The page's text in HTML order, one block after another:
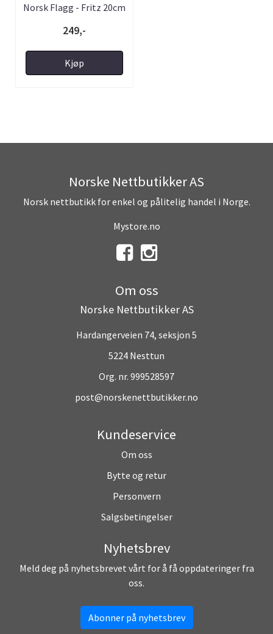
Norsk Flagg - Fritz 20cm
249,-
Kjøp
Norske Nettbutikker AS
Norsk nettbutikk for enkel og pålitelig handel i Norge.
Mystore.no
Om oss
Norske Nettbutikker AS
Hardangerveien 74, seksjon 5
5224 Nesttun
Org. nr. 999528597
post@norskenettbutikker.no
Kundeservice
Om oss
Bytte og retur
Personvern
Salgsbetingelser
Nyhetsbrev
Meld deg på nyhetsbrevet vårt for å få oppdateringer fra
oss.
Abonner på nyhetsbrev